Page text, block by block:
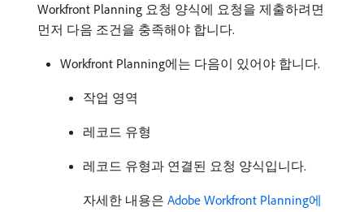
Workfront Planning 요청 양식에 요청을 제출하려면
먼저 다음 조건을 충족해야 합니다.
Workfront Planning에는 다음이 있어야 합니다.
작업 영역
레코드 유형
레코드 유형과 연결된 요청 양식입니다.
자세한 내용은 Adobe Workfront Planning에